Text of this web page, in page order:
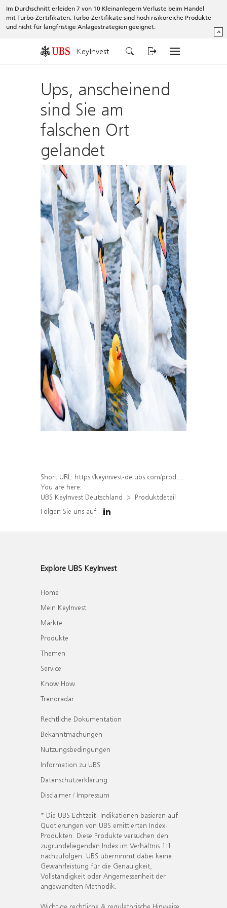
Im Durchschnitt erleiden 7 von 10 Kleinanlegern Verluste beim Handel
mit Turbo-Zertifikaten. Turbo-Zertifikate sind hoch risikoreiche Produkte
und nicht für langfristige Anlagestrategien geeignet.
^
KeyInvest
Ups, anscheinend
sind Sie am
falschen Ort
gelandet
Short URL: https://keyinvest-de.ubs.com/produkt/detail/index/isin/DE000WA3EK57
You are here:
UBS KeyInvest Deutschland
Produktdetail
Folgen Sie uns auf
Explore UBS KeyInvest
Home
Mein KeyInvest
Märkte
Produkte
Themen
Service
Know How
Trendradar
Rechtliche Dokumentation
Bekanntmachungen
Nutzungsbedingungen
Information zu UBS
Datenschutzerklärung
Disclaimer / Impressum
* Die UBS Echtzeit- Indikationen basieren auf
Quotierungen von UBS emittierten Index-
Produkten. Diese Produkte versuchen den
zugrundeliegenden Index im Verhältnis 1:1
nachzufolgen. UBS übernimmt dabei keine
Gewährleistung für die Genauigkeit,
Vollständigkeit oder Angemessenheit der
angewandten Methodik.